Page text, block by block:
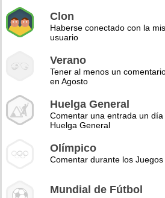
Clon
Haberse conectado con la
usuario
Verano
Tener al menos un
en Agosto
Huelga General
Comentar una entrada un
Huelga General
Olímpico
Comentar durante los
Mundial de Fútbol